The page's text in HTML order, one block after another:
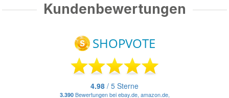
Kundenbewertungen